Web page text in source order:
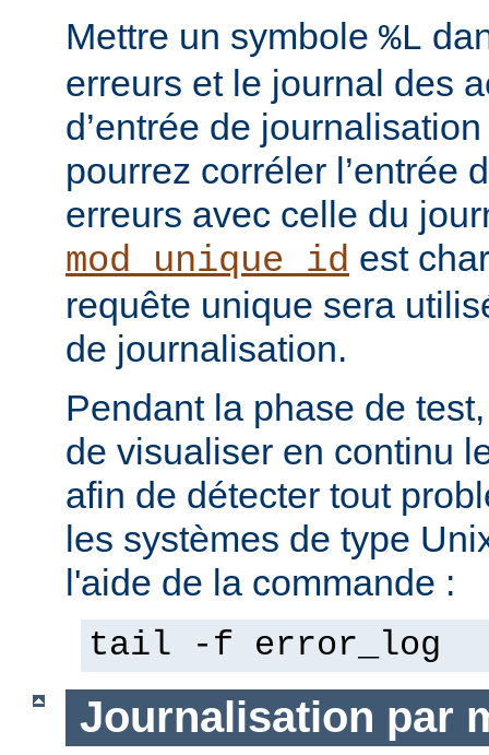
Mettre un symbole %L
erreurs et le journal des
d’entrée de
pourrez corréler l’entrée
erreurs avec celle du
mod_unique_id est
requête unique sera
de journalisation.
Pendant la phase de
de visualiser en continu
afin de détecter tout
les systèmes de type
l'aide de la commande :
tail -f error_log
Journalisation par